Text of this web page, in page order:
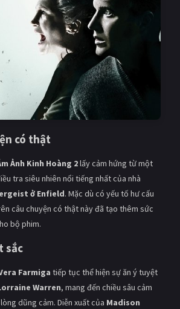
có thật
Ảnh Kinh Hoàng 2lấy cảm hứng từ một
tra siêu nhiên nổi tiếng nhất của nhà
ở Enfield. Mặc dù có yếu tố hư cấu
câu chuyện có thật này đã tạo thêm sức
bộ phim.
sắc
Farmiga tiếp tục thể hiện sự ăn ý tuyệt
Warren, mang đến chiều sâu cảm
dũng cảm. Diễn xuất của Madison